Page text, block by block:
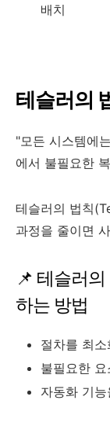
배치
테슬러의
"모든 시스템에
에서 불필요한
테슬러의 법칙
과정을 줄이면
📌 테슬러
하는 방법
절차를 최
불필요한
자동화 기